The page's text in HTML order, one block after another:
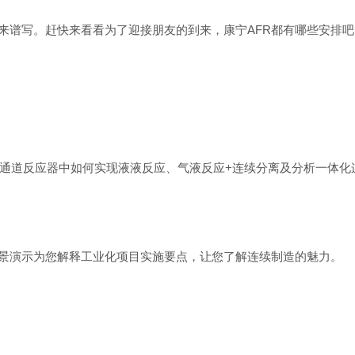
写。赶快来看看为了迎接朋友的到来，康宁AFR都有哪些安排
道反应器中如何实现液液反应、气液反应+连续分离及分析一体
示为您解释工业化项目实施要点，让您了解连续制造的魅力。